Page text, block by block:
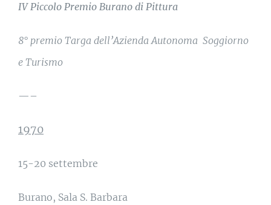
IV Piccolo Premio Burano di Pittura
8° premio Targa dell’Azienda Autonoma Soggiorno
e Turismo
—–
1970
15-20 settembre
Burano, Sala S. Barbara